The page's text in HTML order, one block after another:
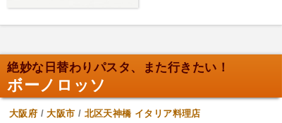
絶妙な日替わりパスタ、また行きたい！
ボーノロッソ
大阪府 /大阪市 / 北区天神橋 イタリア料理店